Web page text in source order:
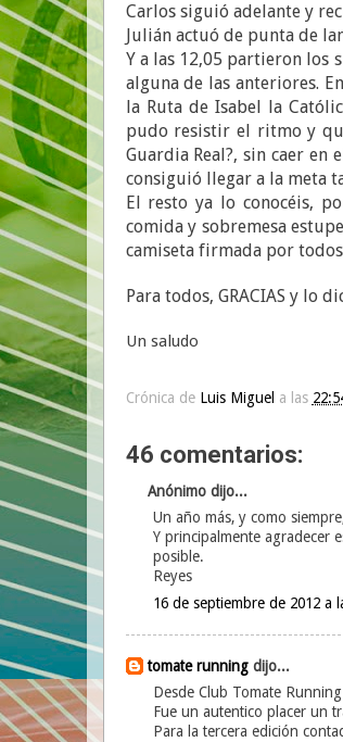
Carlos siguió adelante y
Julián actuó de punta de
Y a las 12,05 partieron los
alguna de las anteriores.
la Ruta de Isabel la
pudo resistir el ritmo y
Guardia Real?, sin caer en
consiguió llegar a la meta
El resto ya lo conocéis,
comida y sobremesa
camiseta firmada por
Para todos, GRACIAS y lo
Un saludo
Crónica de Luis Miguel a las
46 comentarios:
Anónimo dijo...
Un año más, y como
Y principalmente agradecer
posible.
Reyes
16 de septiembre de 2012 a
tomate runningdijo...
Desde Club Tomate
Fue un autentico placer un
Para la tercera edición